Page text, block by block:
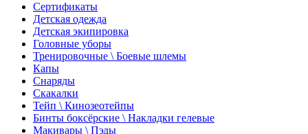
Сертификаты
Детская одежда
Детская экипировка
Головные уборы
Тренировочные \ Боевые шлемы
Капы
Снаряды
Скакалки
Тейп \ Кинозеотейпы
Бинты боксёрские \ Накладки гелевые
Макивары \ Пэды